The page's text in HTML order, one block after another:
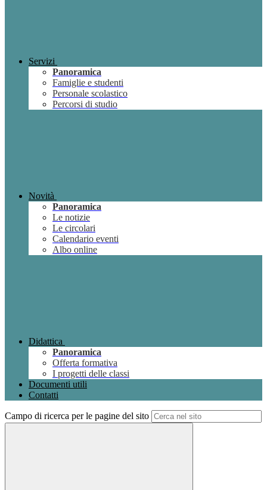
Servizi
Panoramica
Famiglie e studenti
Personale scolastico
Percorsi di studio
Novità
Panoramica
Le notizie
Le circolari
Calendario eventi
Albo online
Didattica
Panoramica
Offerta formativa
I progetti delle classi
Documenti utili
Contatti
Campo di ricerca per le pagine del sito